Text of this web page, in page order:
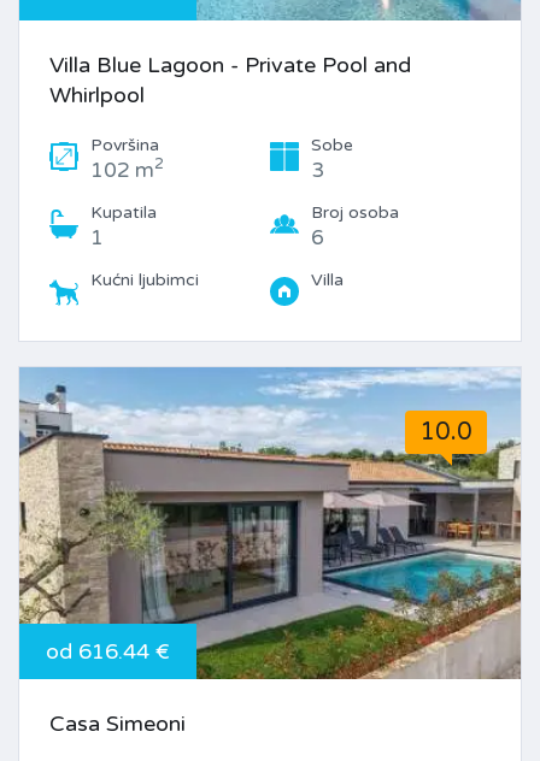
Villa Blue Lagoon - Private Pool and
Whirlpool
Površina
102 m2
Sobe
3
Kupatila
1
Broj osoba
6
Kućni ljubimci Villa
10.0
od 616.44 €
Casa Simeoni